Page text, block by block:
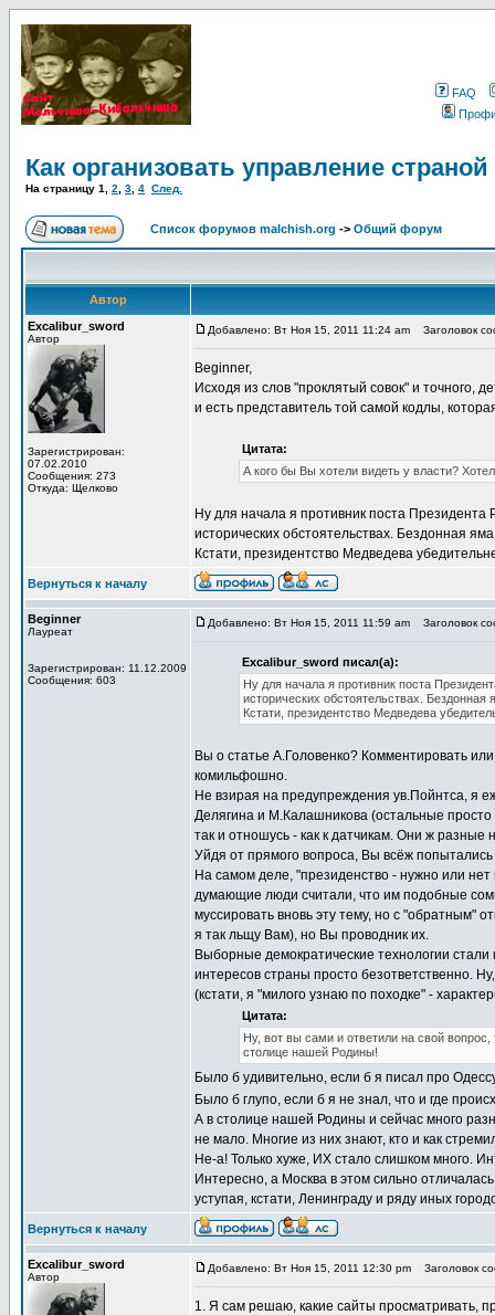
FAQ
Как организовать управление страной
На страницу 1 2 3 4 След.
Список форумов malchish.org -> Общий форум
Автор
Excalibur_sword
Автор
Зарегистрирован:
07.02.2010
Сообщения: 273
Откуда: Щелково
Добавлено: Вт Ноя 15, 2011 11:24 am Заголовок
Beginner,
Исходя из слов "проклятый совок" и точного,
и есть представитель той самой кодлы,
Цитата:
А кого бы Вы хотели видеть у власти?
Ну для начала я противник поста
исторических обстоятельствах. Бездонная
Кстати, президентство Медведева
Вернуться к началу
Beginner
Лауреат
Зарегистрирован: 11.12.2009
Сообщения: 603
Добавлено: Вт Ноя 15, 2011 11:59 am Заголовок
Excalibur_sword писал(а):
Ну для начала я противник поста
исторических обстоятельствах. Бездонная
Кстати, президентство Медведева
Вы о статье А.Головенко? Комментировать
комильфошно.
Не взирая на предупреждения ув.Пойнтса, я
Делягина и М.Калашникова (остальные
так и отношусь - как к датчикам. Они ж
Уйдя от прямого вопроса, Вы всёж
На самом деле, "президенство - нужно или
думающие люди считали, что им подобные
муссировать вновь эту тему, но с "обратным"
я так льщу Вам), но Вы проводник их.
Выборные демократические технологии
интересов страны просто безответственно.
(кстати, я "милого узнаю по походке" -
Цитата:
Ну, вот вы сами и ответили на свой
столице нашей Родины!
Было б удивительно, если б я писал про
Было б глупо, если б я не знал, что и где
А в столице нашей Родины и сейчас много
не мало. Многие из них знают, кто и как
Не-а! Только хуже, ИХ стало слишком много.
Интересно, а Москва в этом сильно
уступая, кстати, Ленинграду и ряду иных
Вернуться к началу
Excalibur_sword
Автор
Добавлено: Вт Ноя 15, 2011 12:30 pm Заголовок
1. Я сам решаю, какие сайты просматривать,